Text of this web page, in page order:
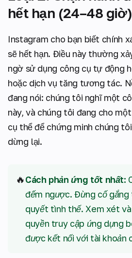
hết hạn (24–48 giờ)
Instagram cho bạn biết chính
sẽ hết hạn. Điều này thường
ngờ sử dụng công cụ tự động
hoặc dịch vụ tăng tương tác.
đang nói: chúng tôi nghĩ một
này, và chúng tôi đang cho
cụ thể để chứng minh chúng
dừng lại.
🔥Cách phản ứng tốt nhất:
đếm ngược. Đừng cố gắng
quyết tình thế. Xem xét
quyền truy cập ứng dụng
được kết nối với tài khoản